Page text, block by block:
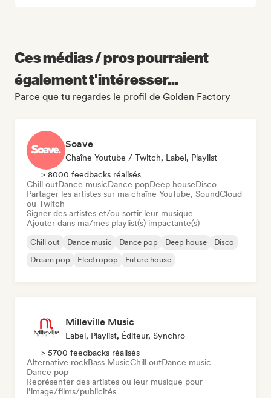
Ces médias / pros pourraient
également t'intéresser...
Parce que tu regardes le profil de Golden Factory
Soave
Chaîne Youtube / Twitch, Label, Playlist
> 8000 feedbacks réalisés
Chill outDance musicDance popDeep houseDisco
Partager les artistes sur ma chaîne YouTube, SoundCloud
ou Twitch
Signer des artistes et/ou sortir leur musique
Ajouter dans ma/mes playlist(s) impactante(s)
Chill out Dance music Dance pop Deep house
Disco
Dream pop
Electropop Future house
Milleville Music
Label, Playlist, Éditeur, Synchro
> 5700 feedbacks réalisés
Alternative rockBass MusicChill outDance music
Dance pop
Représenter des artistes ou leur musique pour
l’image/films/publicités